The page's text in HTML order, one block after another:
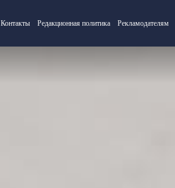
Контакты Редакционная политика Рекламодателям